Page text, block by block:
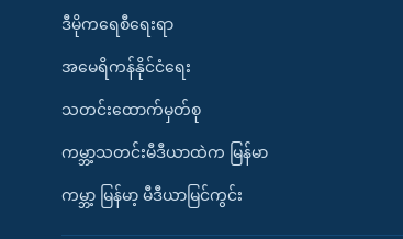
ဒီမိုကရေစီရေးရာ
အမေရိကန်နိုင်ငံရေး
သတင်းထောက်မှတ်စု
ကမ္ဘာ့သတင်းမီဒီယာထဲက မြန်မာ
ကမ္ဘာ့ မြန်မာ့ မီဒီယာမြင်ကွင်း